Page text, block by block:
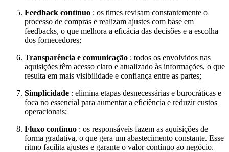
Feedback contínuo : os times revisam constantemente o
processo de compras e realizam ajustes com base em
feedbacks, o que melhora a eficácia das decisões e a escolha
dos fornecedores;
Transparência e comunicação : todos os envolvidos nas
aquisições têm acesso claro e atualizado às informações, o que
resulta em mais visibilidade e confiança entre as partes;
Simplicidade : elimina etapas desnecessárias e burocráticas e
foca no essencial para aumentar a eficiência e reduzir custos
operacionais;
Fluxo contínuo : os responsáveis fazem as aquisições de
forma gradativa, o que gera um abastecimento constante. Esse
ritmo facilita ajustes e garante o valor contínuo ao negócio.